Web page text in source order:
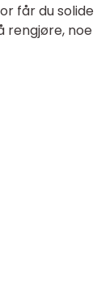
får du solide
rengjøre, noe